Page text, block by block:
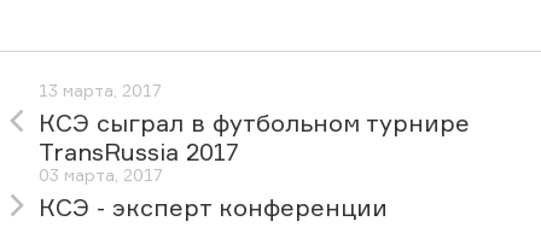
13 марта, 2017
КСЭ сыграл в футбольном турнире
TransRussia 2017
03 марта, 2017
КСЭ - эксперт конференции